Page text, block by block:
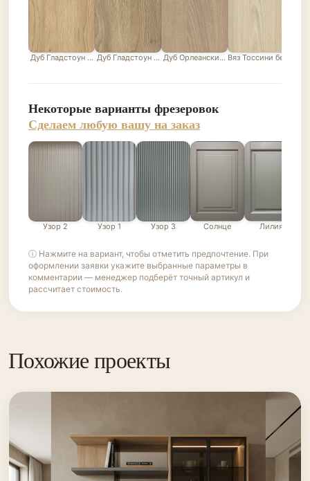
Дуб Гладстоун песочныйДуб Гладстоун серо-бежевыйДуб Орлеанский песочно-бежевый
Вяз Тоссини белый
Некоторые варианты фрезеровок
Сделаем любую вашу на заказ
Узор 2 Узор 1 Узор 3 Солнце Лилия
ⓘ Нажмите на вариант, чтобы отметить предпочтение. При
оформлении заявки укажите выбранные параметры в
комментарии — менеджер подберёт точный артикул и
рассчитает стоимость.
Похожие проекты